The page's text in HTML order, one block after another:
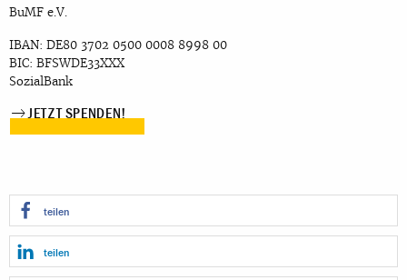
BuMF e.V.
IBAN: DE80 3702 0500 0008 8998 00
BIC: BFSWDE33XXX
SozialBank
JETZT SPENDEN!
teilen
teilen